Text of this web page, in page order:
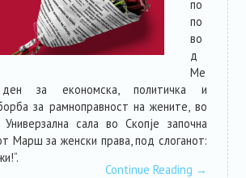
по
по
во
д
Ме
ден за економска, политичка и
за рамноправност на жените, во
сала во Скопје започна
Марш за женски права, под слоганот:
!“.
Continue Reading →